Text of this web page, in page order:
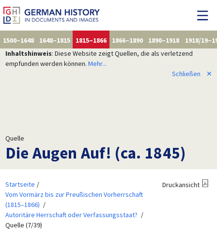
1500–1648 1648–1815 1815–1866 1866–1890 1890–1918
1918/
Inhaltshinweis: Diese Website zeigt Quellen, die als verletzend
empfunden werden können. Mehr...
Schließen
✕
Quelle
Die Augen Auf! (ca. 1845)
Startseite
Vom Vormärz bis zur Preußischen Vorherrschaft
(1815–1866)
Autoritäre Herrschaft oder Verfassungsstaat?
Quelle (7/39)
Druckansicht